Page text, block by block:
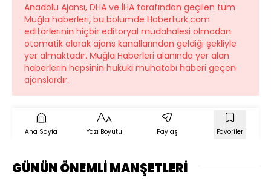
Anadolu Ajansı, DHA ve İHA tarafından geçilen tüm
Muğla haberleri, bu bölümde Haberturk.com
editörlerinin hiçbir editoryal müdahalesi olmadan
otomatik olarak ajans kanallarından geldiği şekliyle
yer almaktadır. Muğla Haberleri alanında yer alan
haberlerin hepsinin hukuki muhatabı haberi geçen
ajanslardır.
Ana Sayfa Yazı Boyutu Paylaş Favoriler
GÜNÜN ÖNEMLİ MANŞETLERİ